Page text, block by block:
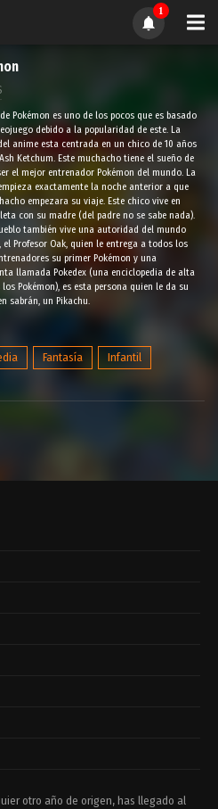
1
Pokémon es uno de los pocos que es basado
debido a la popularidad de este. La
anime esta centrada en un chico de 10 años
Ketchum. Este muchacho tiene el sueño de
el mejor entrenador Pokémon del mundo. La
exactamente la noche anterior a que
empezara su viaje. Este chico vive en
con su madre (del padre no se sabe nada).
también vive una autoridad del mundo
el Profesor Oak, quien le entrega a todos los
su primer Pokémon y una
llamada Pokedex (una enciclopedia de alta
Pokémon), es esta persona quien le da su
sabrán, un Pikachu.
Fantasía Infantil
otro año de origen, has llegado al